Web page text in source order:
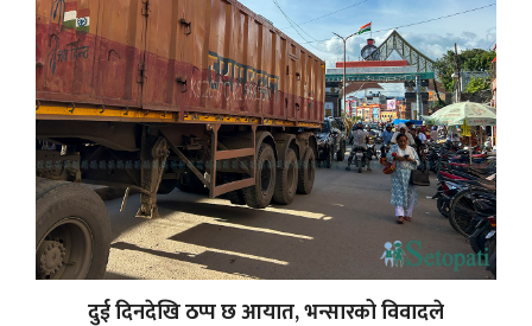
दुई दिनदेखि ठप्प छ आयात, भन्सारको विवादले